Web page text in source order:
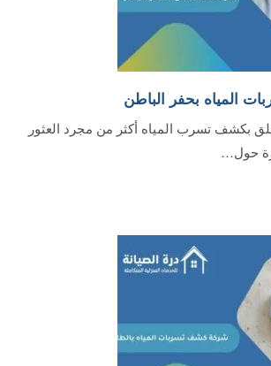
المياه بحفر الباطن‏
بكشف تسرب المياه أكثر من مجرد العثور
حول…